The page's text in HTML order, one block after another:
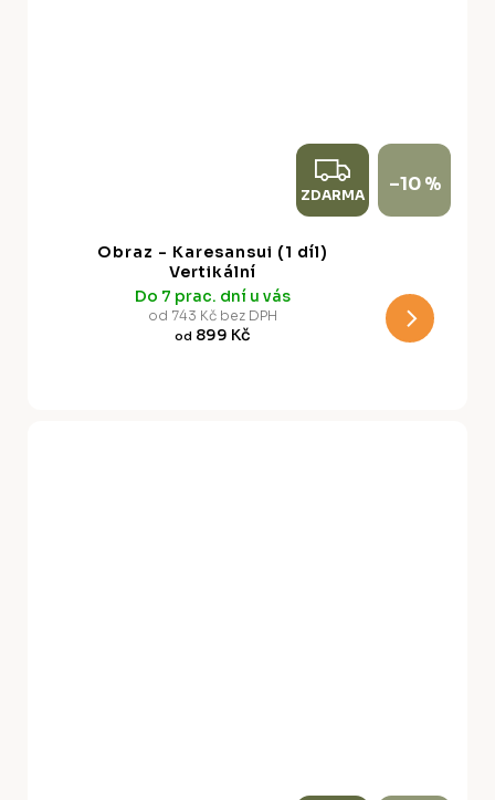
Z
D
ZDARMA –10 %
Obraz - Karesansui (1 díl)
Vertikální
Do 7 prac. dní u vás
od 743 Kč bez DPH
od 899 Kč